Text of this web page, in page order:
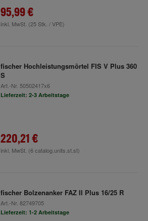
95,99 €
inkl. MwSt. (25 Stk. / VPE)
fischer Hochleistungsmörtel FIS V Plus 360
S
Art.-Nr. 50502417x6
Lieferzeit: 2-3 Arbeitstage
220,21 €
inkl. MwSt. (6 catalog.units.st.st)
fischer Bolzenanker FAZ II Plus 16/25 R
Art.-Nr. 82749705
Lieferzeit: 1-2 Arbeitstage